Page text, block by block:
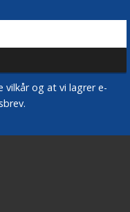
vilkår og at vi lagrer e-